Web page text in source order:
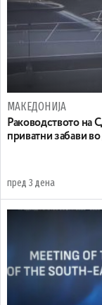
МАКЕДОНИЈА
Раководството на
приватни забави
пред 3 дена